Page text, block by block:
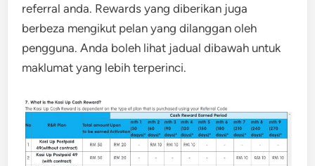
referral anda. Rewards yang diberikan juga
berbeza mengikut pelan yang dilanggan oleh
pengguna. Anda boleh lihat jadual dibawah untuk
maklumat yang lebih terperinci.